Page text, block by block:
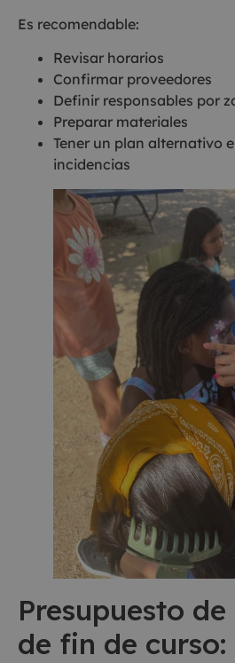
Es recomendable:
Revisar horarios
Confirmar proveedores
Definir responsables por
Preparar materiales
Tener un plan alternativo
incidencias
Presupuesto
de fin de